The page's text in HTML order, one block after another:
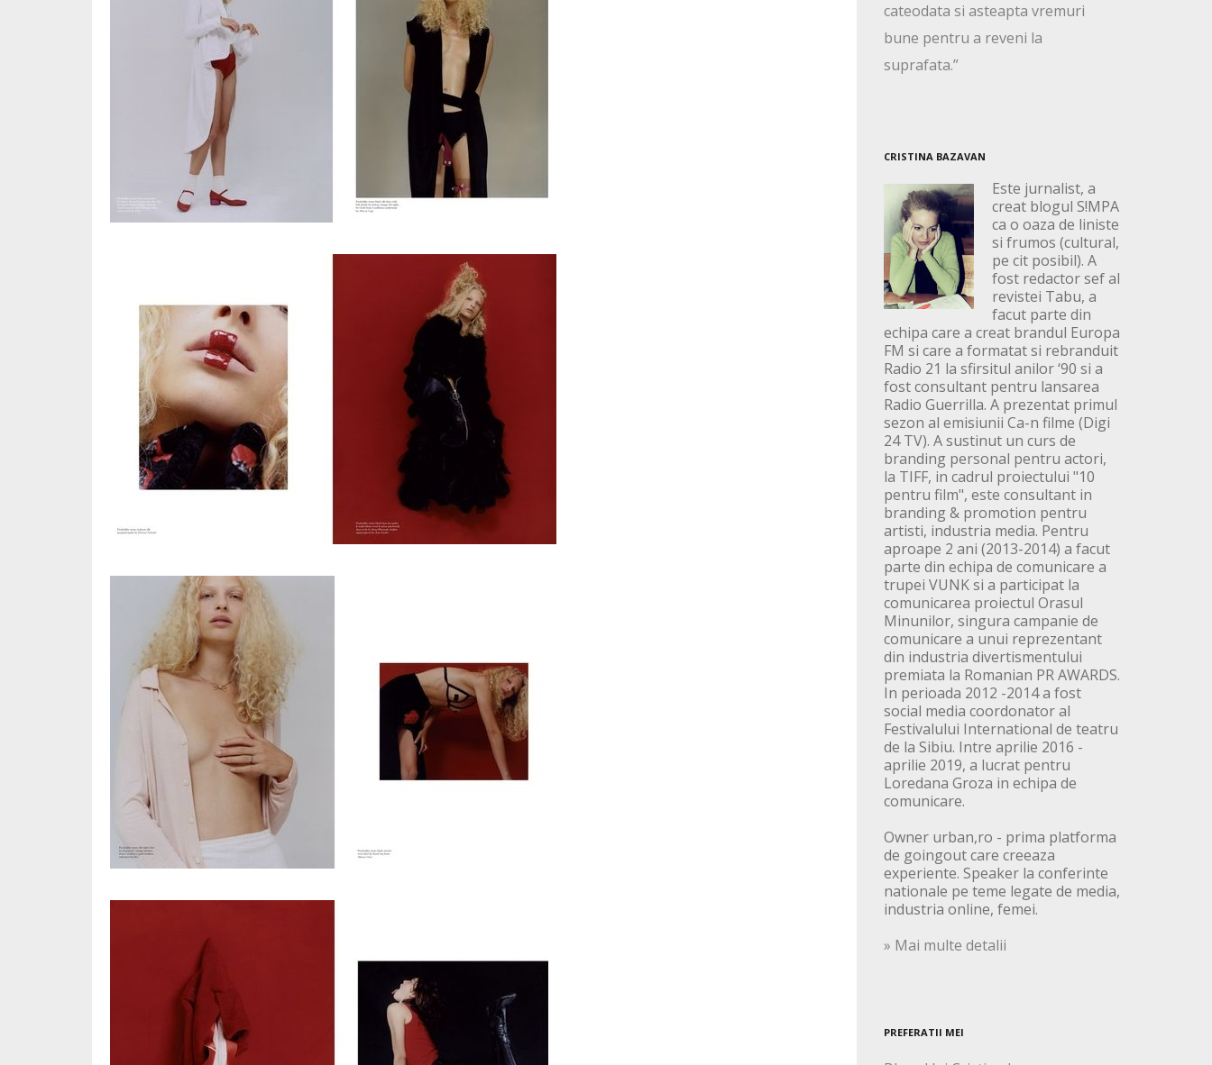
cateodata si asteapta vremuri
bune pentru a reveni la
suprafata.”
CRISTINA BAZAVAN
Este jurnalist, a
creat blogul S!MPA
ca o oaza de liniste
si frumos (cultural,
pe cit posibil). A
fost redactor sef al
revistei Tabu, a
facut parte din
echipa care a creat brandul Europa
FM si care a formatat si rebranduit
Radio 21 la sfirsitul anilor ‘90 si a
fost consultant pentru lansarea
Radio Guerrilla. A prezentat primul
sezon al emisiunii Ca-n filme (Digi
24 TV). A sustinut un curs de
branding personal pentru actori,
la TIFF, in cadrul proiectului "10
pentru film", este consultant in
branding & promotion pentru
artisti, industria media. Pentru
aproape 2 ani (2013-2014) a facut
parte din echipa de comunicare a
trupei VUNK si a participat la
comunicarea proiectul Orasul
Minunilor, singura campanie de
comunicare a unui reprezentant
din industria divertismentului
premiata la Romanian PR AWARDS.
In perioada 2012 -2014 a fost
social media coordonator al
Festivalului International de teatru
de la Sibiu. Intre aprilie 2016 -
aprilie 2019, a lucrat pentru
Loredana Groza in echipa de
comunicare.
Owner urban,ro - prima platforma
de goingout care creeaza
experiente. Speaker la conferinte
nationale pe teme legate de media,
industria online, femei.
» Mai multe detalii
PREFERATII MEI